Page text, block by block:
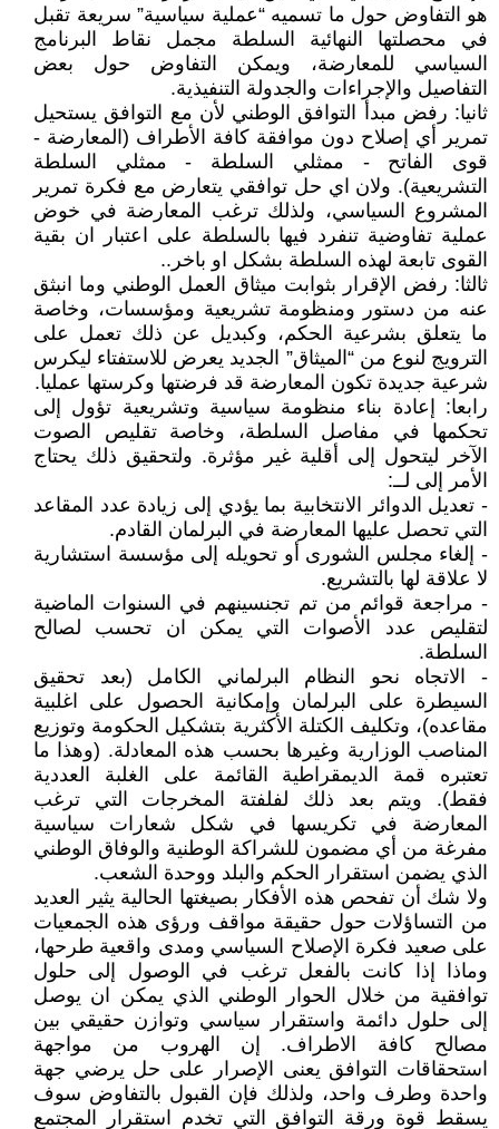
هو التفاوض حول ما تسميه “عملية سياسية” سريعة تقبل
في محصلتها النهائية السلطة مجمل نقاط البرنامج
السياسي للمعارضة، ويمكن التفاوض حول بعض
التفاصيل والإجراءات والجدولة التنفيذية.
ثانيا: رفض مبدأ التوافق الوطني لأن مع التوافق يستحيل
تمرير أي إصلاح دون موافقة كافة الأطراف (المعارضة -
قوى الفاتح - ممثلي السلطة - ممثلي السلطة
التشريعية). ولان اي حل توافقي يتعارض مع فكرة تمرير
المشروع السياسي، ولذلك ترغب المعارضة في خوض
عملية تفاوضية تنفرد فيها بالسلطة على اعتبار ان بقية
القوى تابعة لهذه السلطة بشكل او باخر..
ثالثا: رفض الإقرار بثوابت ميثاق العمل الوطني وما انبثق
عنه من دستور ومنظومة تشريعية ومؤسسات، وخاصة
ما يتعلق بشرعية الحكم، وكبديل عن ذلك تعمل على
الترويج لنوع من “الميثاق” الجديد يعرض للاستفتاء ليكرس
شرعية جديدة تكون المعارضة قد فرضتها وكرستها عمليا.
رابعا: إعادة بناء منظومة سياسية وتشريعية تؤول إلى
تحكمها في مفاصل السلطة، وخاصة تقليص الصوت
الآخر ليتحول إلى أقلية غير مؤثرة. ولتحقيق ذلك يحتاج
الأمر إلى لــ:
- تعديل الدوائر الانتخابية بما يؤدي إلى زيادة عدد المقاعد
التي تحصل عليها المعارضة في البرلمان القادم.
- إلغاء مجلس الشورى أو تحويله إلى مؤسسة استشارية
لا علاقة لها بالتشريع.
- مراجعة قوائم من تم تجنسينهم في السنوات الماضية
لتقليص عدد الأصوات التي يمكن ان تحسب لصالح
السلطة.
- الاتجاه نحو النظام البرلماني الكامل (بعد تحقيق
السيطرة على البرلمان وإمكانية الحصول على اغلبية
مقاعده)، وتكليف الكتلة الأكثرية بتشكيل الحكومة وتوزيع
المناصب الوزارية وغيرها بحسب هذه المعادلة. (وهذا ما
تعتبره قمة الديمقراطية القائمة على الغلبة العددية
فقط). ويتم بعد ذلك لفلفتة المخرجات التي ترغب
المعارضة في تكريسها في شكل شعارات سياسية
مفرغة من أي مضمون للشراكة الوطنية والوفاق الوطني
الذي يضمن استقرار الحكم والبلد ووحدة الشعب.
ولا شك أن تفحص هذه الأفكار بصيغتها الحالية يثير العديد
من التساؤلات حول حقيقة مواقف ورؤى هذه الجمعيات
على صعيد فكرة الإصلاح السياسي ومدى واقعية طرحها،
وماذا إذا كانت بالفعل ترغب في الوصول إلى حلول
توافقية من خلال الحوار الوطني الذي يمكن ان يوصل
إلى حلول دائمة واستقرار سياسي وتوازن حقيقي بين
مصالح كافة الاطراف. إن الهروب من مواجهة
استحقاقات التوافق يعنى الإصرار على حل يرضي جهة
واحدة وطرف واحد، ولذلك فإن القبول بالتفاوض سوف
يسقط قوة ورقة التوافق التي تخدم استقرار المجتمع